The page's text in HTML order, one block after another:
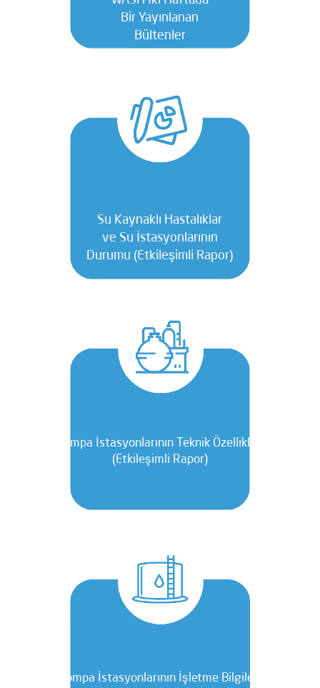
Bir Yayınlanan
Bültenler
Su Kaynaklı Hastalıklar
ve Su İstasyonlarının
Durumu (Etkileşimli Rapor)
Pompa İstasyonlarının Teknik Özellikleri
(Etkileşimli Rapor)
Pompa İstasyonlarının İşletme Bilgileri